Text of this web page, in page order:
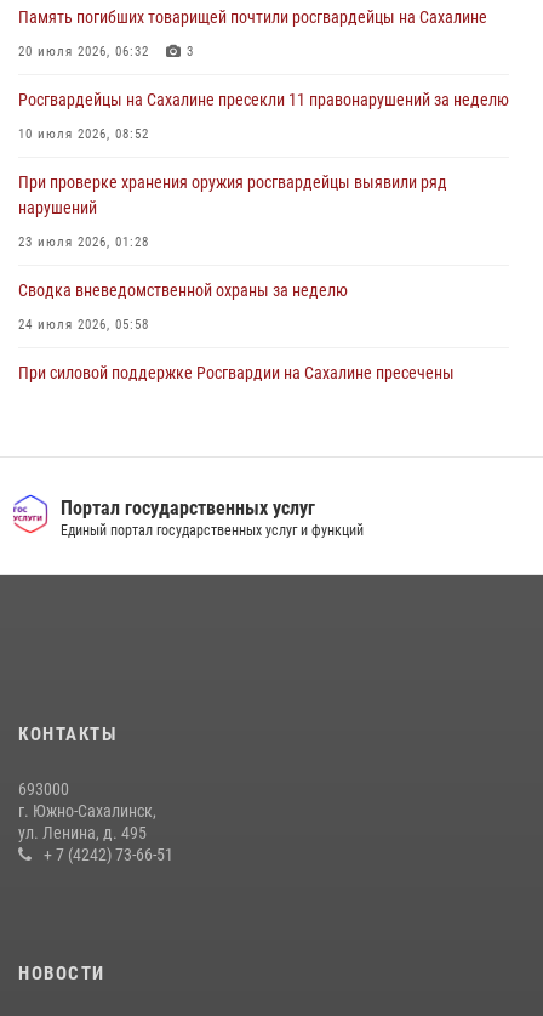
8 единиц огнестрельного оружия и 400 патронов изъяли
росгвардейцы у нарушителей на Сахалине
Память погибших товарищей почтили росгвардейцы на Сахалине
20 июля 2026, 06:32 3
Росгвардейцы на Сахалине пресекли 11 правонарушений за неделю
10 июля 2026, 08:52
При проверке хранения оружия росгвардейцы выявили ряд
нарушений
23 июля 2026, 01:28
Сводка вневедомственной охраны за неделю
24 июля 2026, 05:58
При силовой поддержке Росгвардии на Сахалине пресечены
оружия и 63 патрона
08 июля 2026, 06:41
Портал государственных услуг
Единый портал государственных услуг и функций
КОНТАКТЫ
693000
г. Южно-Сахалинск,
ул. Ленина, д. 495
+ 7 (4242) 73-66-51
НОВОСТИ